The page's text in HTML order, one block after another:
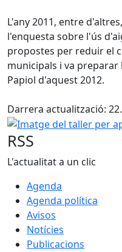
L'any 2011, entre
l'enquesta sobre l'ús
propostes per reduir el
municipals i va preparar
Papiol d'aquest 2012.
Darrera actualització:
Imatge del taller per
RSS
L'actualitat a un clic
Agenda
Agenda política
Avisos
Notícies
Publicacions